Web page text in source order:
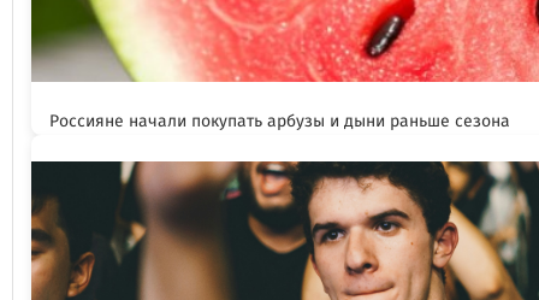
Россияне начали покупать арбузы и дыни раньше сезона